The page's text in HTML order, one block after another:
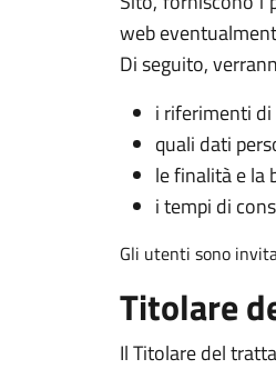
web
Di seguito,
i riferimenti
quali dati
le finalità e la
i tempi di
Gli utenti sono
Titolare
Il Titolare del